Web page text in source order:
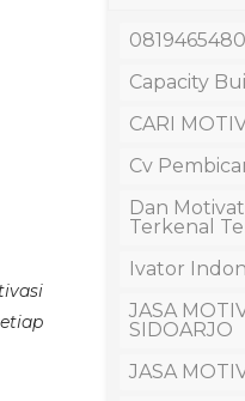
Capacity
CARI
Cv
Dan
Terkenal
Ivator
JASA
SIDOARJO
JASA